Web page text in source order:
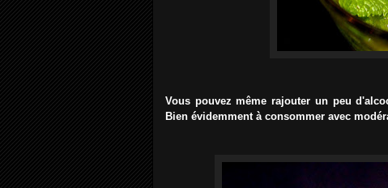
Vous pouvez même rajouter un peu
Bien évidemment à consommer avec